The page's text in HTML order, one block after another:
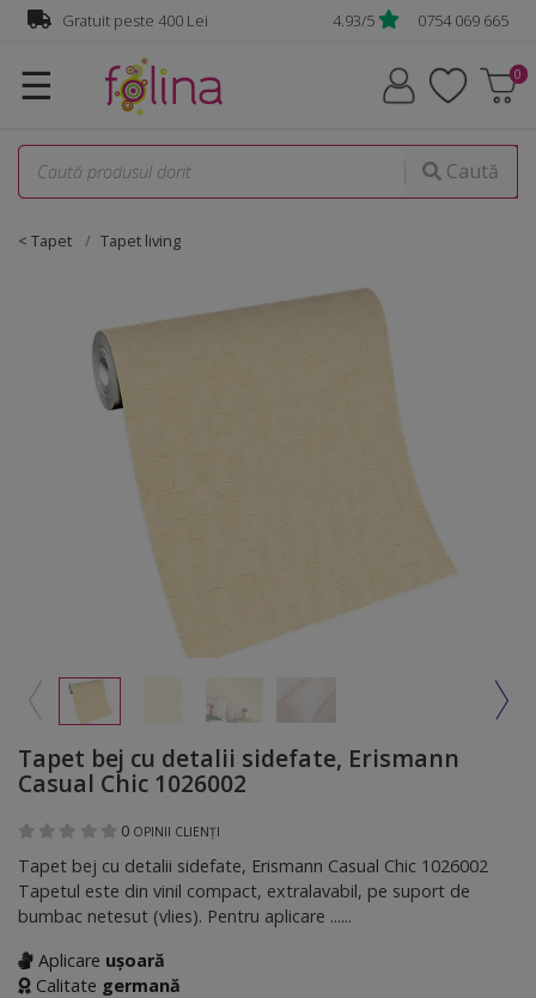
Gratuit peste 400 Lei 4.93/5 0754 069 665
☰
Caută
< Tapet Tapet living
Tapet bej cu detalii sidefate, Erismann
Casual Chic 1026002
0 OPINII CLIENȚI
Tapet bej cu detalii sidefate, Erismann Casual Chic 1026002
Tapetul este din vinil compact, extralavabil, pe suport de
bumbac netesut (vlies). Pentru aplicare ......
Aplicare ușoară
Calitate germană